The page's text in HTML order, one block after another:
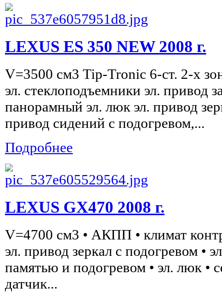
LEXUS ES 350 NEW 2008 г.
V=3500 см3 Tip-Tronic 6-ст. 2-х
эл. стеклоподъемники эл. привод
панорамный эл. люк эл. привод
привод сидений с подогревом,...
Подробнее
LEXUS GX470 2008 г.
V=4700 см3 • АКПП • климат
эл. привод зеркал c подогревом •
памятью и подогревом • эл. люк •
датчик...